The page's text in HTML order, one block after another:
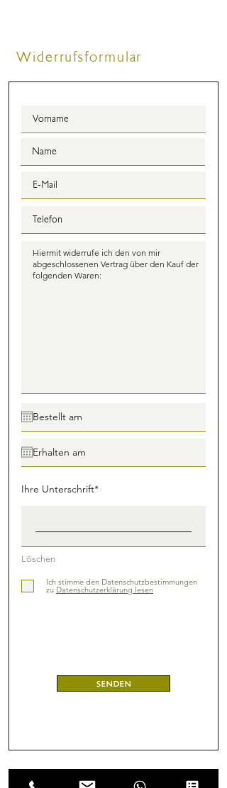
Widerrufsformular
Ihre Unterschrift
Löschen
Ich stimme den Datenschutzbestimmungen
zu Datenschutzerklärung lesen
senden